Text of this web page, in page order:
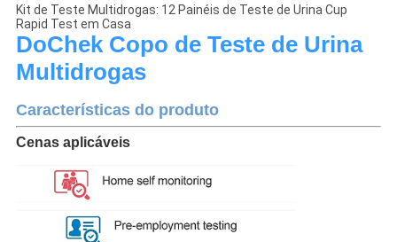
Kit de Teste Multidrogas: 12 Painéis de Teste de Urina Cup
Rapid Test em Casa
DoChek Copo de Teste de Urina
Multidrogas
Características do produto
Cenas aplicáveis